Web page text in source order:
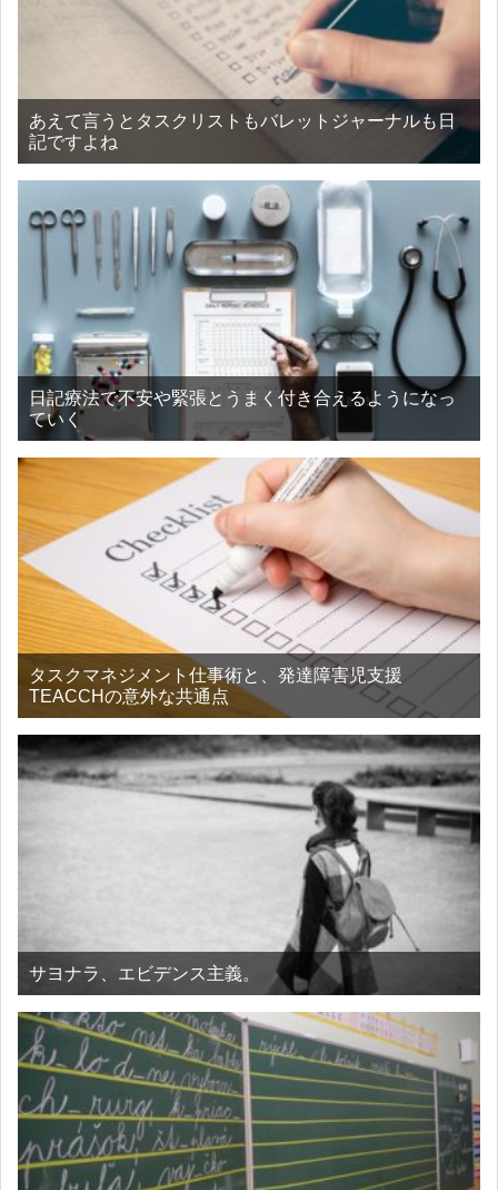
あえて言うとタスクリストもバレットジャーナルも日
記ですよね
日記療法で不安や緊張とうまく付き合えるようになっ
ていく
タスクマネジメント仕事術と、発達障害児支援
TEACCHの意外な共通点
サヨナラ、エビデンス主義。